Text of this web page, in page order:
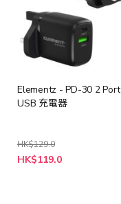
Elementz - PD-30 2 Port
USB 充電器
HK$129.0
特
殊
HK$119.0